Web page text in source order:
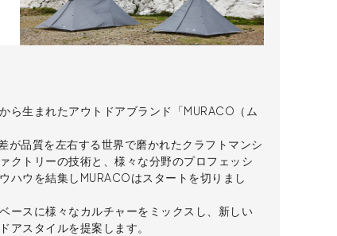
ら生まれたアウトドアブランド「MURACO（ム
が品質を左右する世界で磨かれたクラフトマンシ
クトリーの技術と、様々な分野のプロフェッシ
ハウを結集しMURACOはスタートを切りまし
ースに様々なカルチャーをミックスし、新しい
アスタイルを提案します。